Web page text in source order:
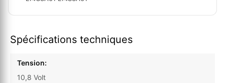
Spécifications techniques
Tension:
10,8 Volt